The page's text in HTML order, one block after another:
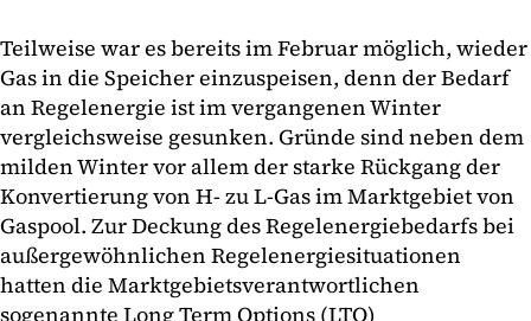
Teilweise war es bereits im Februar möglich, wieder
Gas in die Speicher einzuspeisen, denn der Bedarf
an Regelenergie ist im vergangenen Winter
vergleichsweise gesunken. Gründe sind neben dem
milden Winter vor allem der starke Rückgang der
Konvertierung von H- zu L-Gas im Marktgebiet von
Gaspool. Zur Deckung des Regelenergiebedarfs bei
außergewöhnlichen Regelenergiesituationen
hatten die Marktgebietsverantwortlichen
sogenannte Long Term Options (LTO)